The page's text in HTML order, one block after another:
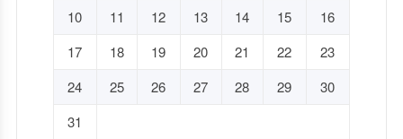
10
11 12 13 14 15
16
17
18 19 20 21 22
23
24
25 26 27 28 29
30
31